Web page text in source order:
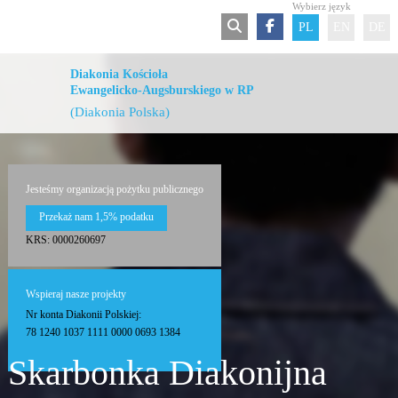
Wybierz język
PL
Diakonia Kościoła
Ewangelicko-Augsburskiego w RP
(Diakonia Polska)
Jesteśmy organizacją pożytku publicznego
Przekaż nam 1,5% podatku
KRS: 0000260697
Wspieraj nasze projekty
Nr konta Diakonii Polskiej:
78 1240 1037 1111 0000 0693 1384
Skarbonka Diakonijna